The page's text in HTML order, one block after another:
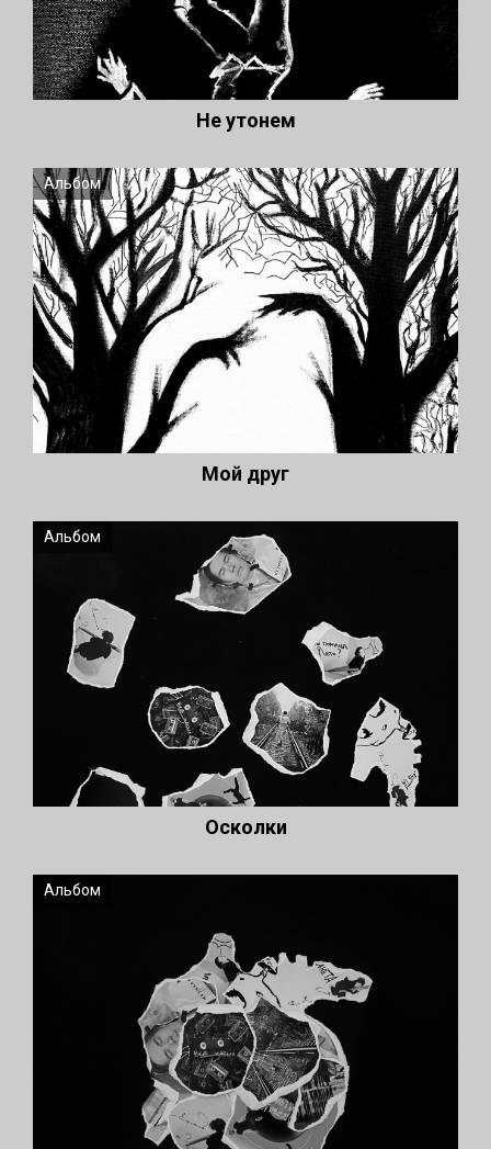
Не утонем
Альбом
Мой друг
Альбом
Осколки
Альбом